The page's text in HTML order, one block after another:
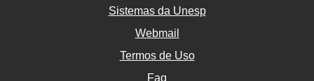
Sistemas da Unesp
Webmail
Termos de Uso
Faq